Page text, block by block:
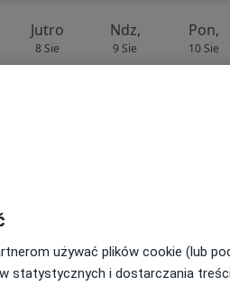
Jutro
8 Sie
Ndz,
9 Sie
Pon,
10 Sie
używać plików cookie (lub
statystycznych i dostarczania